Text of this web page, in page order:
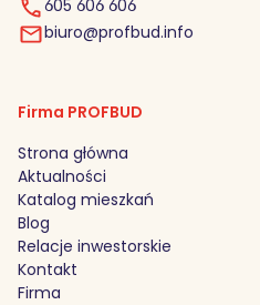
605 606 606
biuro@profbud.info
Firma PROFBUD
Strona główna
Aktualności
Katalog mieszkań
Blog
Relacje inwestorskie
Kontakt
Firma